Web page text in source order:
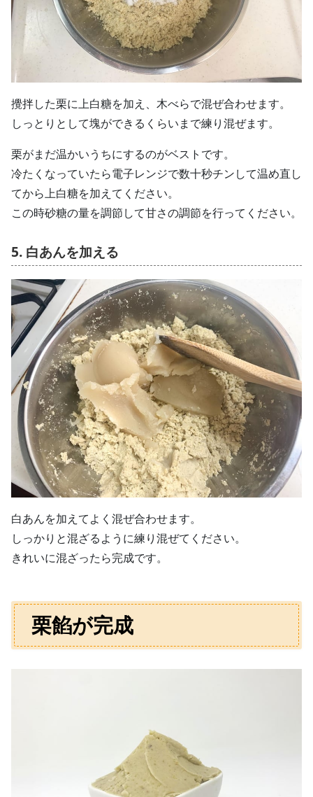
攪拌した栗に上白糖を加え、木べらで混ぜ合わせます。
しっとりとして塊ができるくらいまで練り混ぜます。
栗がまだ温かいうちにするのがベストです。
冷たくなっていたら電子レンジで数十秒チンして温め直し
てから上白糖を加えてください。
この時砂糖の量を調節して甘さの調節を行ってください。
5. 白あんを加える
白あんを加えてよく混ぜ合わせます。
しっかりと混ざるように練り混ぜてください。
きれいに混ざったら完成です。
栗餡が完成